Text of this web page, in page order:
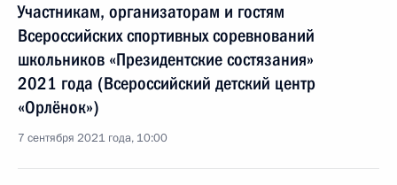
Участникам, организаторам и гостям
Всероссийских спортивных соревнований
школьников «Президентские состязания»
2021 года (Всероссийский детский центр
«Орлёнок»)
7 сентября 2021 года, 10:00